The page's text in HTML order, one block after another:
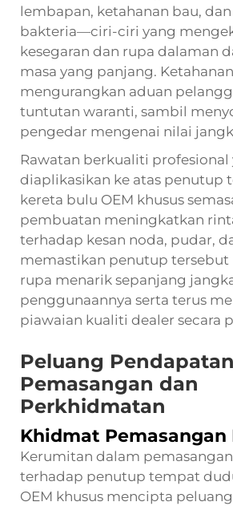
lembapan, ketahanan bau,
bakteria—ciri-ciri yang
kesegaran dan rupa dalaman
masa yang panjang.
mengurangkan aduan
tuntutan waranti, sambil
pengedar mengenai nilai
Rawatan berkualiti profesional
diaplikasikan ke atas penutup
kereta bulu OEM khusus
pembuatan meningkatkan
terhadap kesan noda, pudar,
memastikan penutup tersebut
rupa menarik sepanjang
penggunaannya serta terus
piawaian kualiti dealer secara
Peluang
Pemasangan dan
Perkhidmatan
Khidmat Pemasangan
Kerumitan dalam
terhadap penutup tempat
OEM khusus mencipta